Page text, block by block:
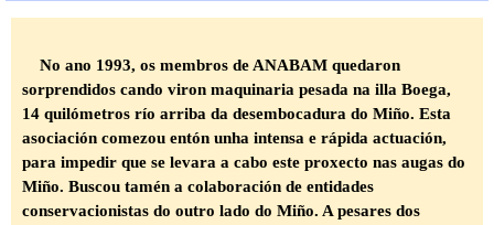
No ano 1993, os membros de ANABAM quedaron
sorprendidos cando viron maquinaria pesada na illa Boega,
14 quilómetros río arriba da desembocadura do Miño. Esta
asociación comezou entón unha intensa e rápida actuación,
para impedir que se levara a cabo este proxecto nas augas do
Miño. Buscou tamén a colaboración de entidades
conservacionistas do outro lado do Miño. A pesares dos